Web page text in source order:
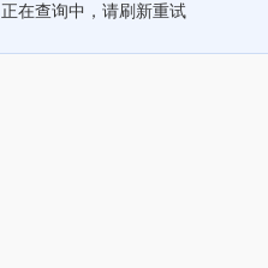
正在查询中，请刷新重试